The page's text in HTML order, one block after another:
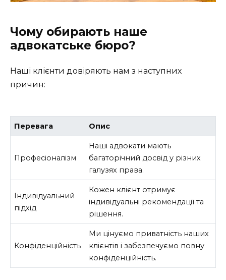
Чому обирають наше
адвокатське бюро?
Наші клієнти довіряють нам з наступних
причин:
Перевага Опис
Професіоналізм
Наші адвокати мають
багаторічний досвід у різних
галузях права.
Індивідуальний
підхід
Кожен клієнт отримує
індивідуальні рекомендації та
рішення.
Конфіденційність
Ми цінуємо приватність наших
клієнтів і забезпечуємо повну
конфіденційність.